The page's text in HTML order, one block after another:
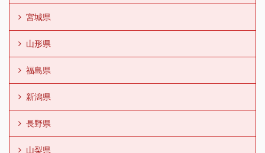
宮城県
山形県
福島県
新潟県
長野県
山梨県